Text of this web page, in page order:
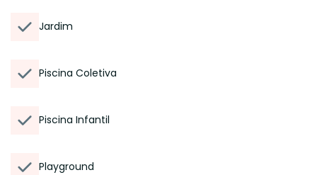
Jardim
Piscina Coletiva
Piscina Infantil
Playground